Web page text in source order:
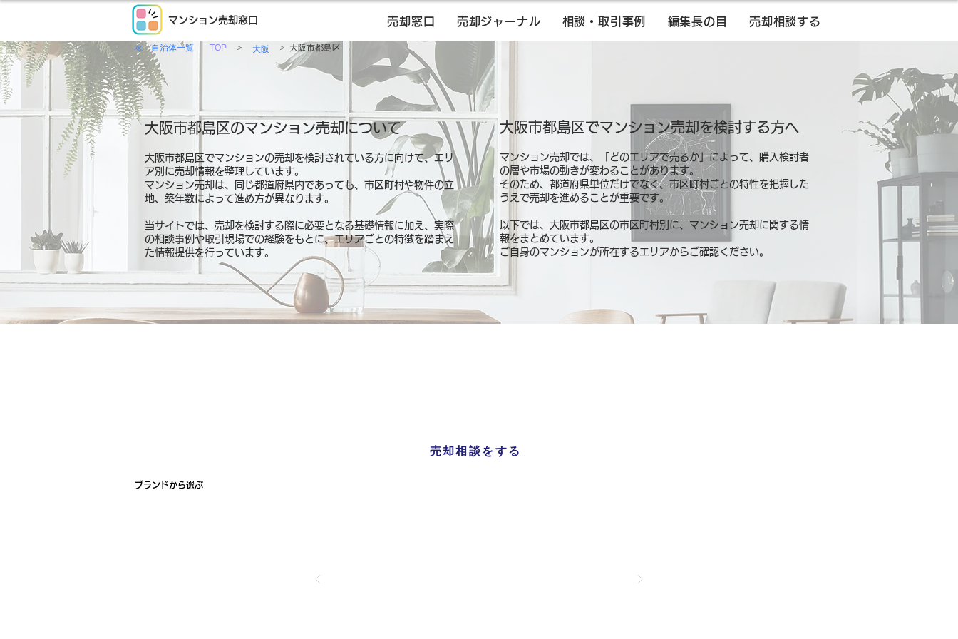
マンション売却窓口 売却窓口 売却ジャーナル 相談・取引事例 編集長の目 売却相談する
≪ 自治体一覧 TOP > 大阪 > 大阪市都島区
大阪市都島区のマンション売却について
大阪市都島区でマンションの売却を検討されている方に向けて、エリ
ア別に売却情報を整理しています。
マンション売却は、同じ都道府県内であっても、市区町村や物件の立
地、築年数によって進め方が異なります。
当サイトでは、売却を検討する際に必要となる基礎情報に加え、実際
の相談事例や取引現場での経験をもとに、エリアごとの特徴を踏まえ
た情報提供を行っています。
大阪市都島区でマンション売却を検討する方へ
マンション売却では、「どのエリアで売るか」によって、購入検討者
の層や市場の動きが変わることがあります。
そのため、都道府県単位だけでなく、市区町村ごとの特性を把握した
うえで売却を進めることが重要です。
以下では、大阪市都島区の市区町村別に、マンション売却に関する情
報をまとめています。
ご自身のマンションが所在するエリアからご確認ください。
売却相談をする
ブランドから選ぶ